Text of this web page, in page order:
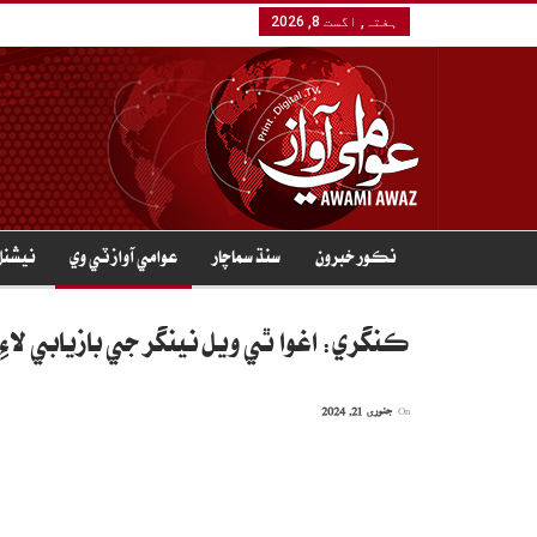
ہفتہ, اگست 8, 2026
نڪور خبرون سنڌ سماچار عوامي آواز ٽي وي
ڪنگري: اغوا ٿي ويل نينگر جي بازيابي